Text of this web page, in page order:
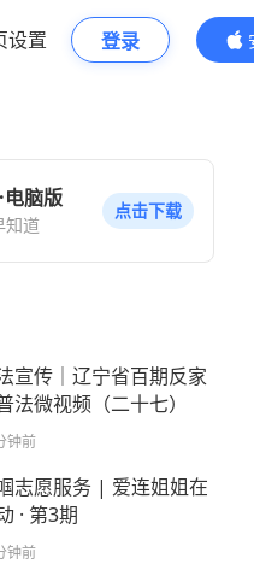
设置 登录
电脑版
知道
点击下载
宣传｜辽宁省百期反家
法微视频（二十七）
钟前
志愿服务 | 爱连姐姐在
· 第3期
钟前